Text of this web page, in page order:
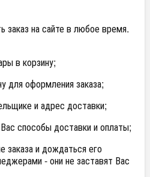
на сайте в любое время.
в корзину;
для оформления заказа;
и адрес доставки;
способы доставки и оплаты;
заказа и дождаться его
- они не заставят Вас